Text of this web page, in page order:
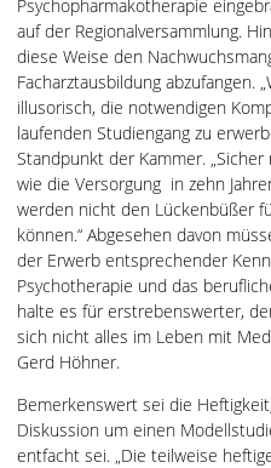
Psychopharmakotherapie
auf der Regionalversammlung.
diese Weise den
Facharztausbildung abzufangen.
illusorisch, die notwendigen
laufenden Studiengang zu
Standpunkt der Kammer.
wie die Versorgung in zehn
werden nicht den Lückenbüßer
können.“ Abgesehen davon
der Erwerb entsprechender
Psychotherapie und das
halte es für erstrebenswerter,
sich nicht alles im Leben mit
Gerd Höhner.
Bemerkenswert sei die
Diskussion um einen
entfacht sei. „Die teilweise